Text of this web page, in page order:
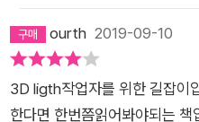
ourth 2019-09-10
3D ligth작업자를 위한 길잡이
한다면 한번쯤읽어봐야되는 책